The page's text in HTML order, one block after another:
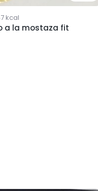
kcal
a la mostaza fit